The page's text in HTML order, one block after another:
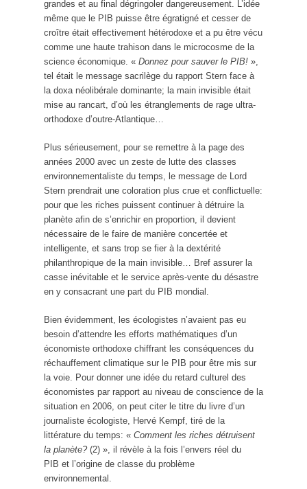
grandes et au final dégringoler dangereusement. L’idée
même que le PIB puisse être égratigné et cesser de
croître était effectivement hétérodoxe et a pu être vécu
comme une haute trahison dans le microcosme de la
science économique. « Donnez pour sauver le PIB! »,
tel était le message sacrilège du rapport Stern face à
la doxa néolibérale dominante; la main invisible était
mise au rancart, d’où les étranglements de rage ultra-
orthodoxe d’outre-Atlantique…
Plus sérieusement, pour se remettre à la page des
années 2000 avec un zeste de lutte des classes
environnementaliste du temps, le message de Lord
Stern prendrait une coloration plus crue et conflictuelle:
pour que les riches puissent continuer à détruire la
planète afin de s’enrichir en proportion, il devient
nécessaire de le faire de manière concertée et
intelligente, et sans trop se fier à la dextérité
philanthropique de la main invisible… Bref assurer la
casse inévitable et le service après-vente du désastre
en y consacrant une part du PIB mondial.
Bien évidemment, les écologistes n’avaient pas eu
besoin d’attendre les efforts mathématiques d’un
économiste orthodoxe chiffrant les conséquences du
réchauffement climatique sur le PIB pour être mis sur
la voie. Pour donner une idée du retard culturel des
économistes par rapport au niveau de conscience de la
situation en 2006, on peut citer le titre du livre d’un
journaliste écologiste, Hervé Kempf, tiré de la
littérature du temps: « Comment les riches détruisent
la planète?(2) », il révèle à la fois l’envers réel du
PIB et l’origine de classe du problème
environnemental.